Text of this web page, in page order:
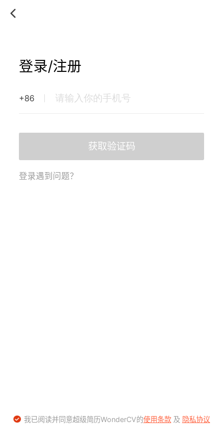
登录/注册
+86
获取验证码
登录遇到问题？
我已阅读并同意超级简历WonderCV的使用条款及 隐私协议